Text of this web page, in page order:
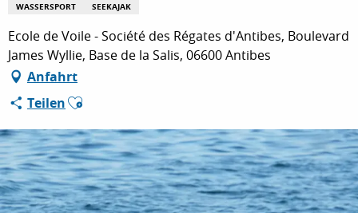
ZU TUN
AUFENTHALT
WASSERSPORT SEEKAJAK
Ecole de Voile - Société des Régates d'Antibes, Boulevard
James Wyllie, Base de la Salis, 06600 Antibes
Anfahrt
TeilenAjouter aux favoris